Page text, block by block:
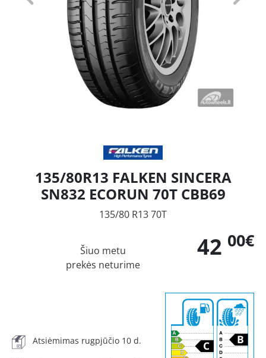
135/80R13 FALKEN SINCERA
SN832 ECORUN 70T CBB69
135/80 R13 70T
42 00€
Šiuo metu
prekės neturime
Atsiėmimas rugpjūčio 10 d.